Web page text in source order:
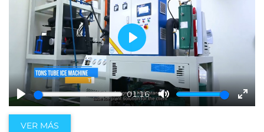
Play
01:16
Mute
Play
VER MÁS